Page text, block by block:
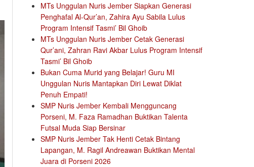
MTs Unggulan Nuris Jember Siapkan Generasi
Penghafal Al-Qur’an, Zahira Ayu Sabila Lulus
Program Intensif Tasmi’ Bil Ghoib
MTs Unggulan Nuris Jember Cetak Generasi
Qur’ani, Zahran Ravi Akbar Lulus Program Intensif
Tasmi’ Bil Ghoib
Bukan Cuma Murid yang Belajar! Guru MI
Unggulan Nuris Mantapkan Diri Lewat Diklat
Penuh Empati!
SMP Nuris Jember Kembali Mengguncang
Porseni, M. Faza Ramadhan Buktikan Talenta
Futsal Muda Siap Bersinar
SMP Nuris Jember Tak Henti Cetak Bintang
Lapangan, M. Ragil Andreawan Buktikan Mental
Juara di Porseni 2026